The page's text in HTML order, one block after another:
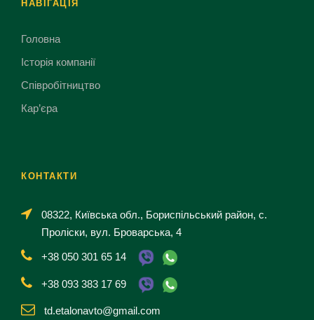
НАВІГАЦІЯ
Головна
Історія компанії
Співробітництво
Кар’єра
КОНТАКТИ
08322, Київська обл., Бориспільський район, с.
Проліски, вул. Броварська, 4
+38 050 301 65 14
+38 093 383 17 69
td.etalonavto@gmail.com